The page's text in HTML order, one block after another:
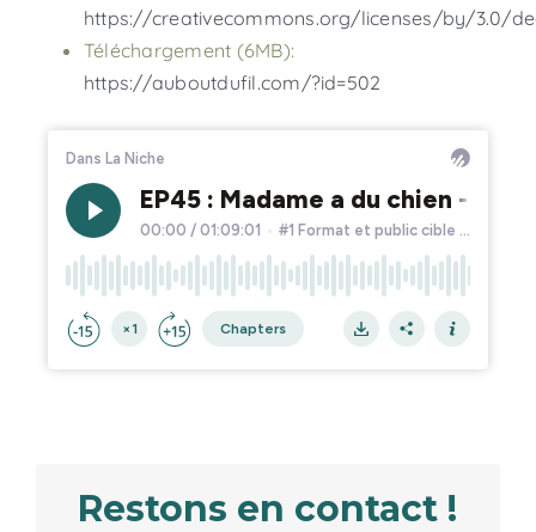
https://creativecommons.org/licenses/by/3.0/
Téléchargement (6MB):
https://auboutdufil.com/?id=502
Restons en contact !